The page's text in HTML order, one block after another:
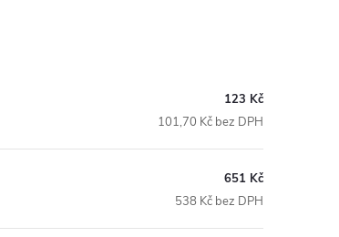
123 Kč
101,70 Kč bez DPH
651 Kč
538 Kč bez DPH